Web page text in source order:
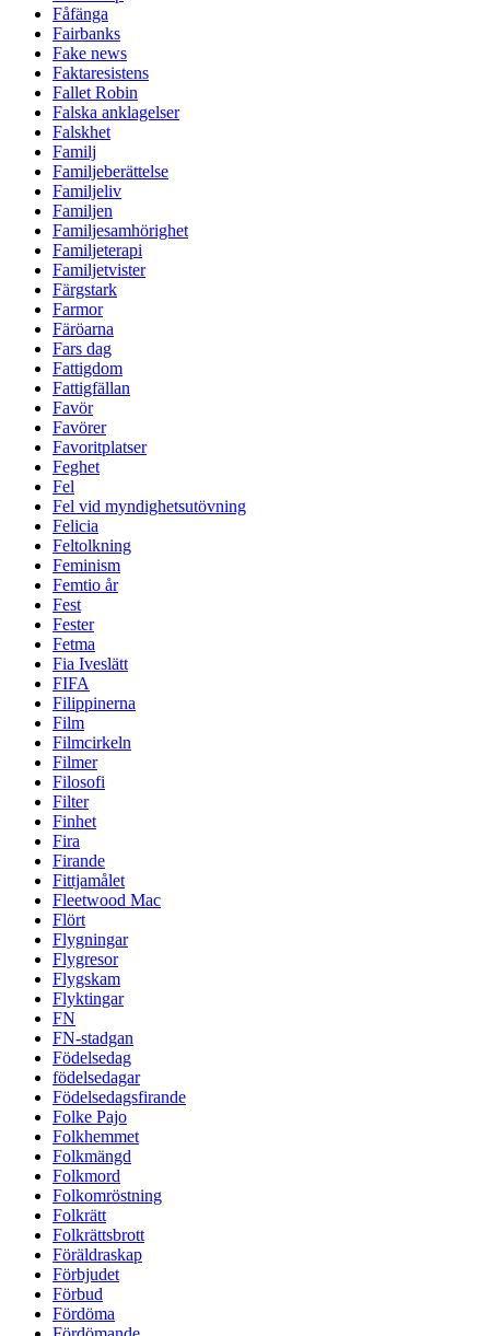
Fåfänga
Fairbanks
Fake news
Faktaresistens
Fallet Robin
Falska anklagelser
Falskhet
Familj
Familjeberättelse
Familjeliv
Familjen
Familjesamhörighet
Familjeterapi
Familjetvister
Färgstark
Farmor
Färöarna
Fars dag
Fattigdom
Fattigfällan
Favör
Favörer
Favoritplatser
Feghet
Fel
Fel vid myndighetsutövning
Felicia
Feltolkning
Feminism
Femtio år
Fest
Fester
Fetma
Fia Iveslätt
FIFA
Filippinerna
Film
Filmcirkeln
Filmer
Filosofi
Filter
Finhet
Fira
Firande
Fittjamålet
Fleetwood Mac
Flört
Flygningar
Flygresor
Flygskam
Flyktingar
FN
FN-stadgan
Födelsedag
födelsedagar
Födelsedagsfirande
Folke Pajo
Folkhemmet
Folkmängd
Folkmord
Folkomröstning
Folkrätt
Folkrättsbrott
Föräldraskap
Förbjudet
Förbud
Fördöma